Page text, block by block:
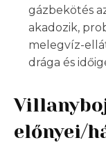
gázbekötés
akadozik,
melegvíz-
drága és
előnyei/